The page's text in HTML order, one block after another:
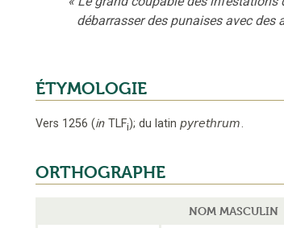
débarrasser des punaises avec
ÉTYMOLOGIE
Vers 1256 (in TLFi); du latin pyrethrum.
ORTHOGRAPHE
NOM MASCULIN